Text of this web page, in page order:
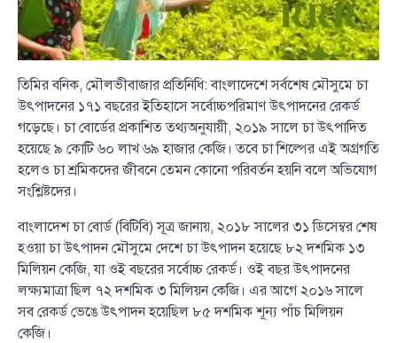
তিমির বনিক, মৌলভীবাজার প্রতিনিধি: বাংলাদেশে সর্বশেষ মৌসুমে চা
উৎপাদনের ১৭১ বছরের ইতিহাসে সর্বোচ্চপরিমাণ উৎপাদনের রেকর্ড
গড়েছে। চা বোর্ডের প্রকাশিত তথ্যঅনুযায়ী, ২০১৯ সালে চা উৎপাদিত
হয়েছে ৯ কোটি ৬০ লাখ ৬৯ হাজার কেজি। তবে চা শিল্পের এই অগ্রগতি
হলেও চা শ্রমিকদের জীবনে তেমন কোনো পরিবর্তন হয়নি বলে অভিযোগ
সংশ্লিষ্টদের।
বাংলাদেশ চা বোর্ড (বিটিবি) সূত্র জানায়, ২০১৮ সালের ৩১ ডিসেম্বর শেষ
হওয়া চা উৎপাদন মৌসুমে দেশে চা উৎপাদন হয়েছে ৮২ দশমিক ১৩
মিলিয়ন কেজি, যা ওই বছরের সর্বোচ্চ রেকর্ড। ওই বছর উৎপাদনের
লক্ষ্যমাত্রা ছিল ৭২ দশমিক ৩ মিলিয়ন কেজি। এর আগে ২০১৬ সালে
সব রেকর্ড ভেঙে উৎপাদন হয়েছিল ৮৫ দশমিক শূন্য পাঁচ মিলিয়ন
কেজি।